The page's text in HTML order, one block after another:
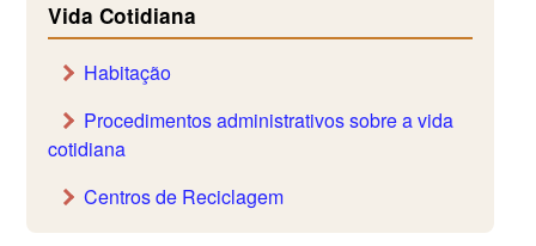
Vida Cotidiana
Habitação
Procedimentos administrativos sobre a vida
cotidiana
Centros de Reciclagem